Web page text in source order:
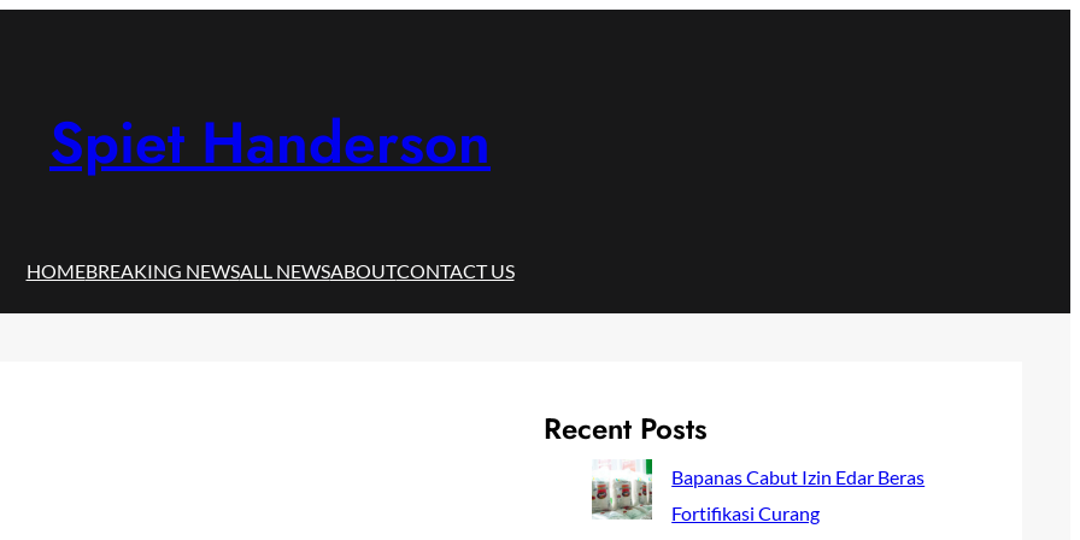
Spiet Handerson
HOMEBREAKING NEWSALL NEWSABOUTCONTACT US
Recent Posts
Bapanas Cabut Izin Edar Beras
Fortifikasi Curang